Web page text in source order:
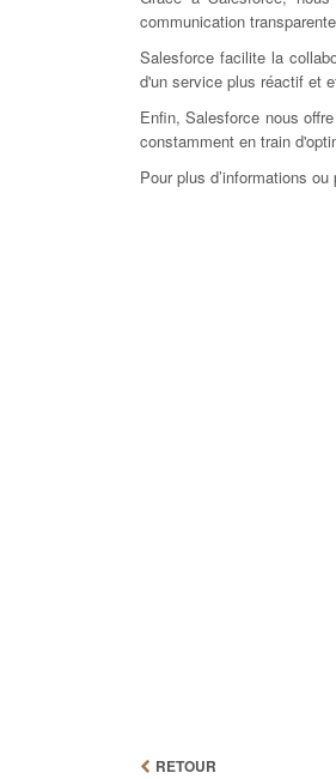
communication
Salesforce facilite la
d'un service plus réactif et
Enfin, Salesforce nous
constamment en train
Pour plus d’informations
RETOUR